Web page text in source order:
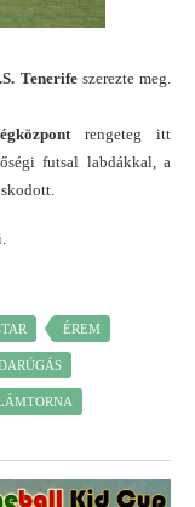
Tenerifeszerezte meg.
rengeteg itt
futsal labdákkal, a
ÉREM